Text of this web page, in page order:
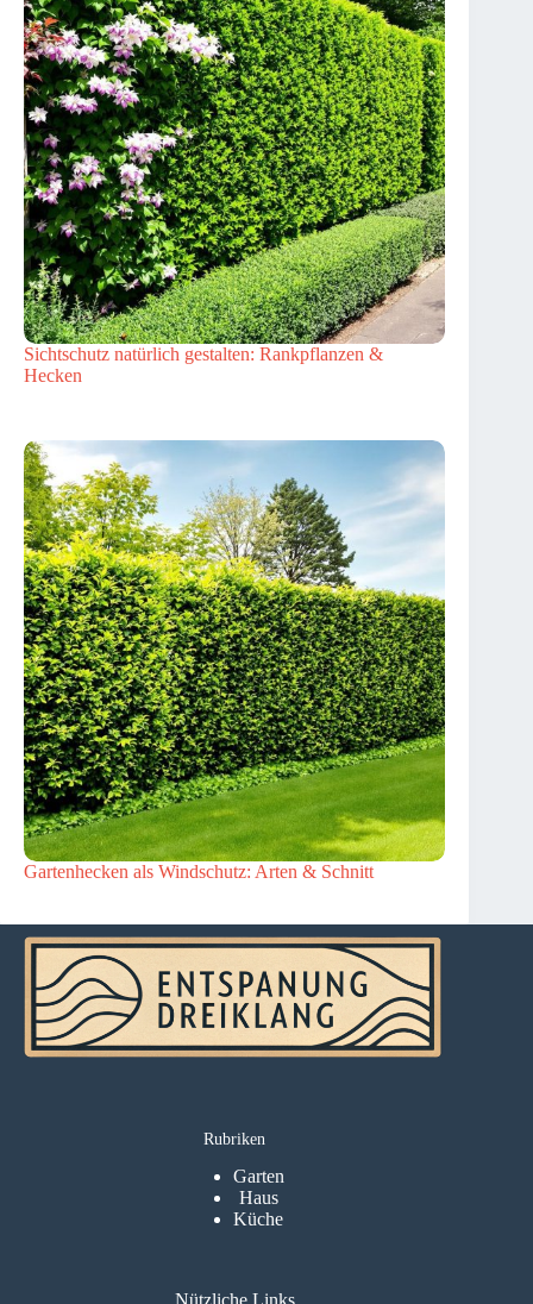
Sichtschutz natürlich gestalten: Rankpflanzen &
Hecken
Gartenhecken als Windschutz: Arten & Schnitt
Rubriken
Garten
Haus
Küche